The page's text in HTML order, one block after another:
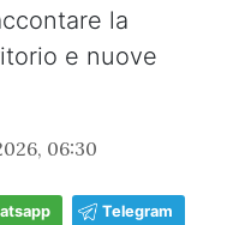
la
e nuove
06:30
Telegram